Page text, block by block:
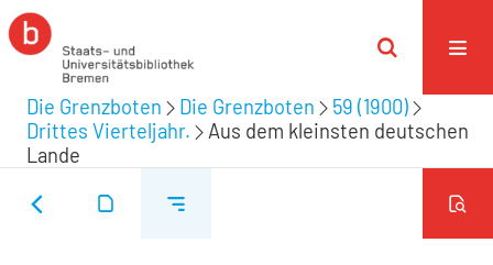
Die Grenzboten Die Grenzboten
59 (1900)
Drittes Vierteljahr.
Aus dem kleinsten deutschen
Lande